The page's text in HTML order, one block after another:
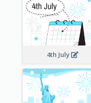
4th July